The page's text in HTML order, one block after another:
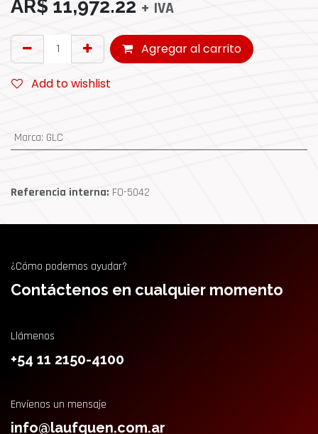
AR$ 11,972.22 + IVA
Agregar al carrito
Add to wishlist
Marca: GLC
Referencia interna: FO-5042
¿Cómo podemos ayudar?
Contáctenos en cualquier momento
Llámenos
+54 11 2150-4100
Envíenos un mensaje
info@laufquen.com.ar